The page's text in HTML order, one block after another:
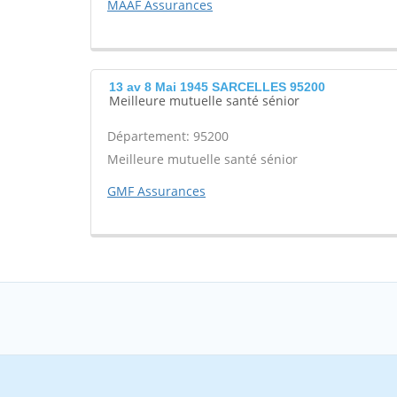
MAAF Assurances
13 av 8 Mai 1945 SARCELLES 95200
Meilleure mutuelle santé sénior
Département: 95200
Meilleure mutuelle santé sénior
GMF Assurances